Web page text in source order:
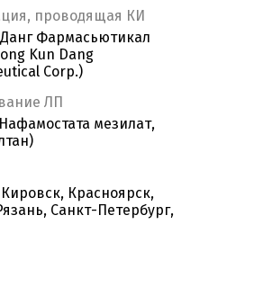
проводящая КИ
Фармасьютикал
Kun Dang
Corp.)
ЛП
мезилат,
Красноярск,
Санкт-Петербург,